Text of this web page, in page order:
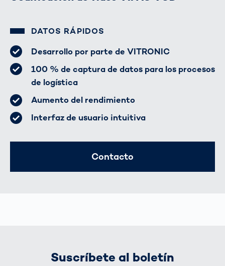
DATOS RÁPIDOS
Desarrollo por parte de VITRONIC
100 % de captura de datos para los procesos
de logística
Aumento del rendimiento
Interfaz de usuario intuitiva
Contacto
Suscríbete al boletín